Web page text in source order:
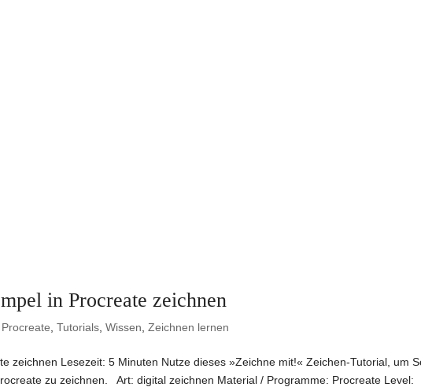
in Procreate zeichnen
Procreate ,Tutorials ,Wissen ,Zeichnen lernen
zeichnen Lesezeit: 5 Minuten Nutze dieses »Zeichne mit!« Zeichen-Tutorial, um
zu zeichnen. Art: digital zeichnen Material / Programme: Procreate Level: